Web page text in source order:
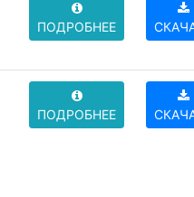
ПОДРОБНЕЕ
ПОДРОБНЕЕ